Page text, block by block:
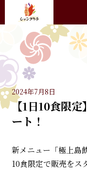
2024年7月8日
【1日10食限定
ート！
新メニュー「極上島
10食限定で販売をス